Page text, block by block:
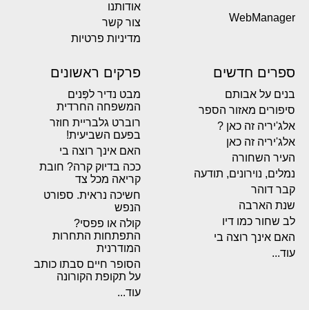
WebManager
אודותנו
צור קשר
מדיניות פרטיות
ספרים חדשים
בנים על אבותם
סיפורים מאזור הספר
אלג'יריה זה כאן ?
אלג'יריה זה כאן
העיר השחורה
נמלים, נוירונים, תודעה
קבר דוהר
שנת הארבה
לב שחור כמו דיו
האם אינך רוצה בי
עוד...
פרקים ראשונים
מבט נדיר לפְּנים
המשפחה החרדית
רוברט גלבריית חוזר
בפעם השביעית!
האם אינך רוצה בי
ככה בדיוק קרה? חובת
קריאה מכל צד
חשיכה נראית. ספורט
הנפש
קולה או פפסי?
התפתחות התחרות
המודרנית
הסופר חיים סבתו כותב
על תקופת הקורונה
עוד...